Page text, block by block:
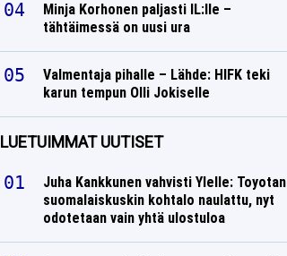
Minja Korhonen paljasti IL:lle –
tähtäimessä on uusi ura
Valmentaja pihalle – Lähde: HIFK teki
karun tempun Olli Jokiselle
LUETUIMMAT UUTISET
Juha Kankkunen vahvisti Ylelle: Toyotan
suomalaiskuskin kohtalo naulattu, nyt
odotetaan vain yhtä ulostuloa